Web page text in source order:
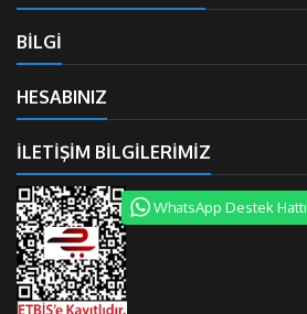
WhatsApp Destek Hattı
BİLGİ
HESABINIZ
İLETIŞIM BILGILERIMIZ